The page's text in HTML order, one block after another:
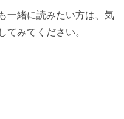
一緒に読みたい方は、気
てみてください。